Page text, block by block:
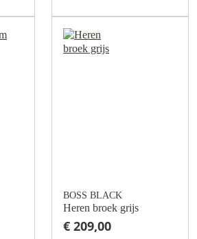
BOSS BLACK
Heren broek grijs
€ 209,00